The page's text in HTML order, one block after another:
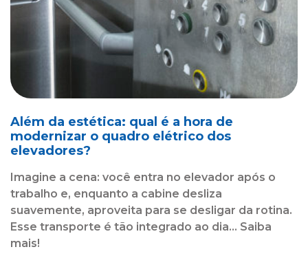
Além da estética: qual é a hora de
modernizar o quadro elétrico dos
elevadores?
Imagine a cena: você entra no elevador após o
trabalho e, enquanto a cabine desliza
suavemente, aproveita para se desligar da rotina.
Esse transporte é tão integrado ao dia... Saiba
mais!